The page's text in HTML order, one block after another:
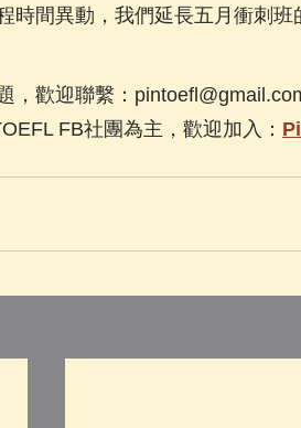
時間異動，我們延長五月衝刺班
，歡迎聯繫：
FB社團為主，歡迎加入：